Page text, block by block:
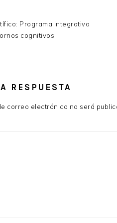
Programa integrativo
cognitivos
RESPUESTA
correo electrónico no será